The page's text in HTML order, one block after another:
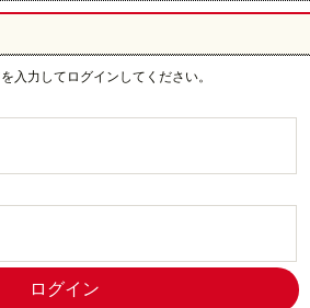
入力してログインしてください。